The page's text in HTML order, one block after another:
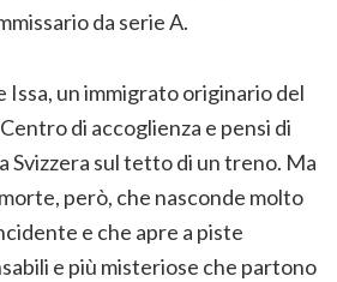
da serie A.
Issa, un immigrato originario del
di accoglienza e pensi di
Svizzera sul tetto di un treno. Ma
però, che nasconde molto
e che apre a piste
e più misteriose che partono